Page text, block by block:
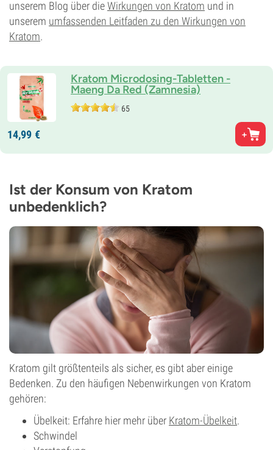
unserem Blog über dieWirkungen von Kratom und in
unserem umfassenden Leitfaden zu den Wirkungen von
Kratom.
Kratom Microdosing-Tabletten -
Maeng Da Red (Zamnesia)
65
14,99 €
Ist der Konsum von Kratom
unbedenklich?
Kratom gilt größtenteils als sicher, es gibt aber einige
Bedenken. Zu den häufigen Nebenwirkungen von Kratom
gehören:
Übelkeit: Erfahre hier mehr über Kratom-Übelkeit.
Schwindel